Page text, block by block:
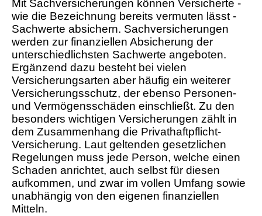
Mit Sachversicherungen können Versicherte -
wie die Bezeichnung bereits vermuten lässt -
Sachwerte absichern. Sachversicherungen
werden zur finanziellen Absicherung der
unterschiedlichsten Sachwerte angeboten.
Ergänzend dazu besteht bei vielen
Versicherungsarten aber häufig ein weiterer
Versicherungsschutz, der ebenso Personen-
und Vermögensschäden einschließt. Zu den
besonders wichtigen Versicherungen zählt in
dem Zusammenhang die Privathaftpflicht-
Versicherung. Laut geltenden gesetzlichen
Regelungen muss jede Person, welche einen
Schaden anrichtet, auch selbst für diesen
aufkommen, und zwar im vollen Umfang sowie
unabhängig von den eigenen finanziellen
Mitteln.